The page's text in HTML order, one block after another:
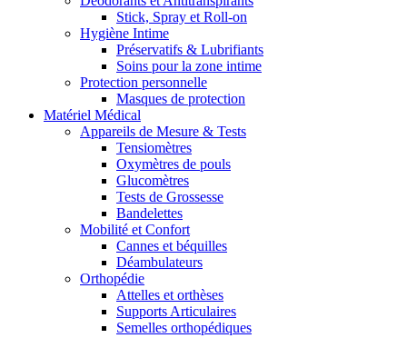
Stick, Spray et Roll-on
Hygiène Intime
Préservatifs & Lubrifiants
Soins pour la zone intime
Protection personnelle
Masques de protection
Matériel Médical
Appareils de Mesure & Tests
Tensiomètres
Oxymètres de pouls
Glucomètres
Tests de Grossesse
Bandelettes
Mobilité et Confort
Cannes et béquilles
Déambulateurs
Orthopédie
Attelles et orthèses
Supports Articulaires
Semelles orthopédiques